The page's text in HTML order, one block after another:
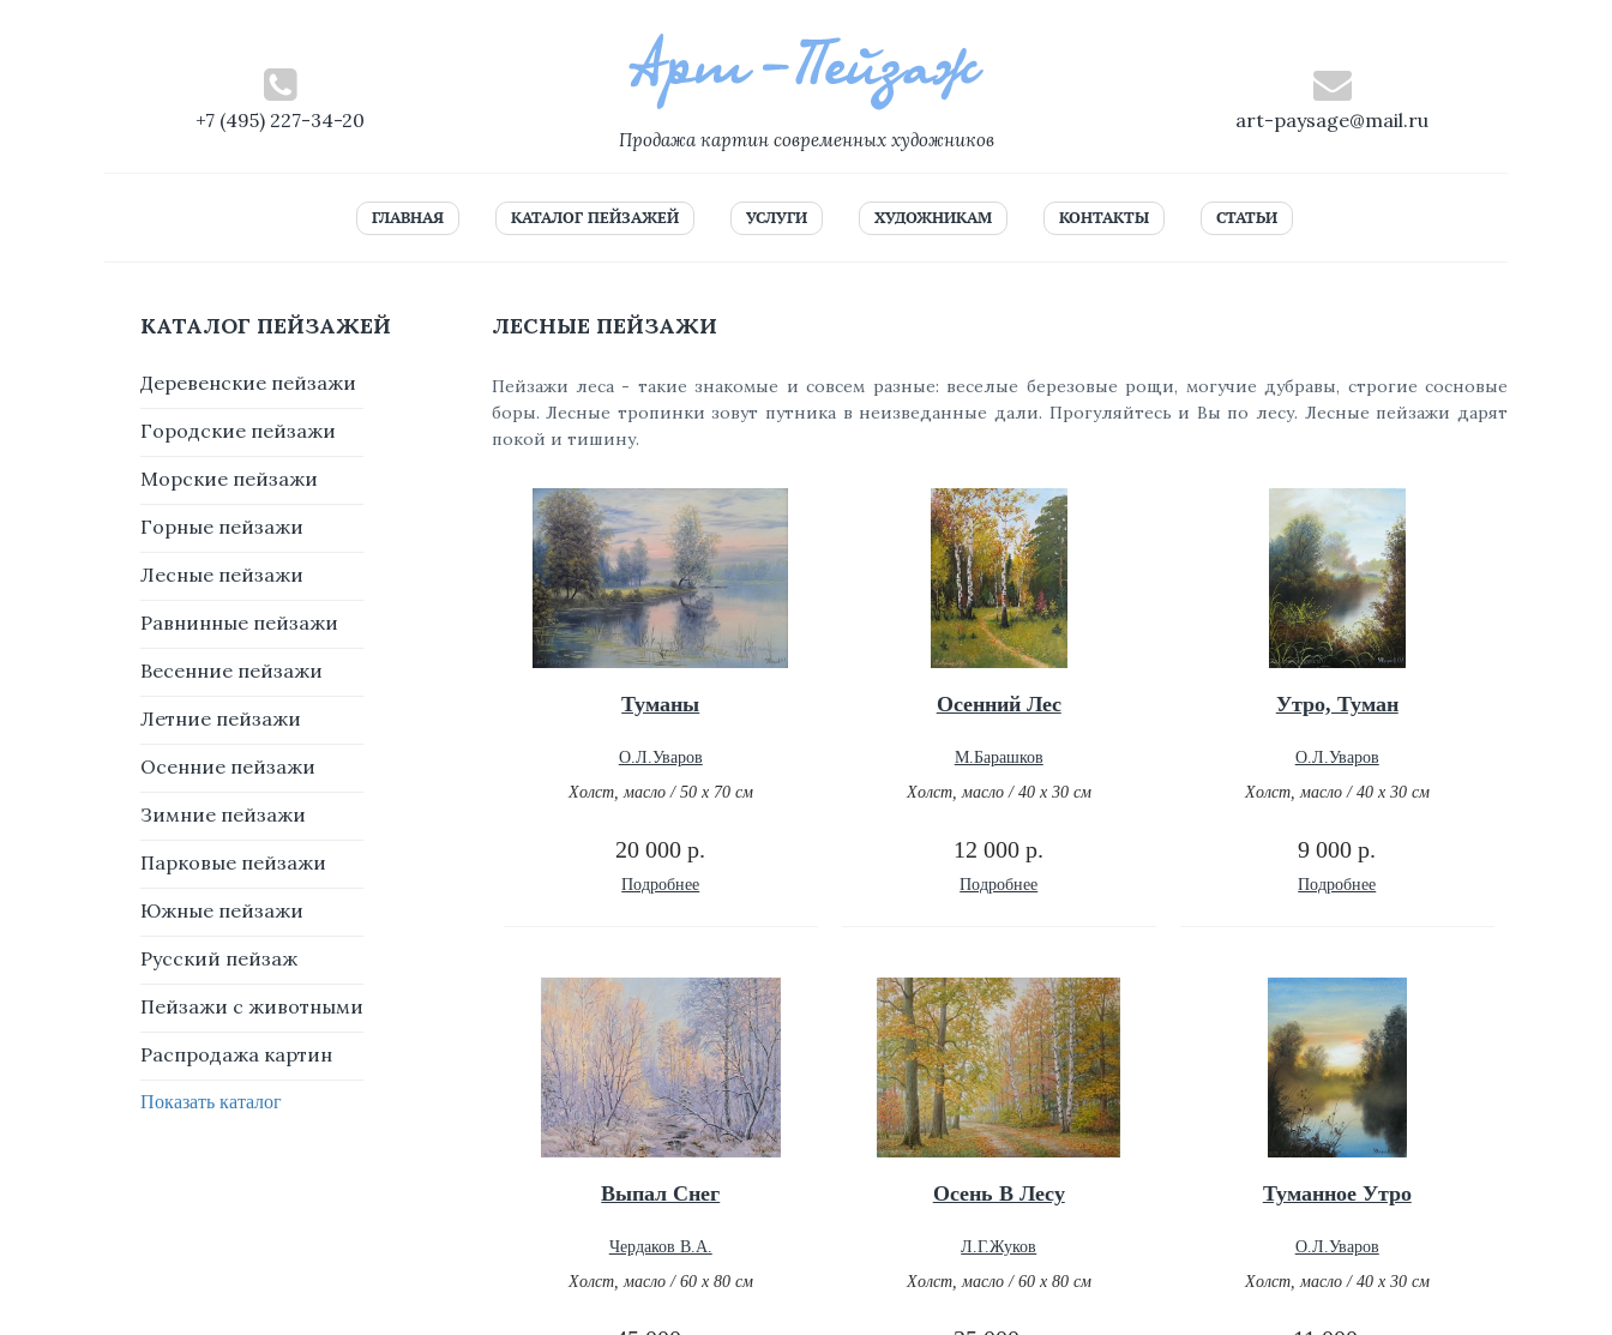
+7 (495) 227-34-20
Продажа картин современных художников
art-paysage@mail.ru
ГЛАВНАЯ КАТАЛОГ ПЕЙЗАЖЕЙ УСЛУГИ ХУДОЖНИКАМ КОНТАКТЫ СТАТЬИ
КАТАЛОГ ПЕЙЗАЖЕЙ
Деревенские пейзажи
Городские пейзажи
Морские пейзажи
Горные пейзажи
Лесные пейзажи
Равнинные пейзажи
Весенние пейзажи
Летние пейзажи
Осенние пейзажи
Зимние пейзажи
Парковые пейзажи
Южные пейзажи
Русский пейзаж
Пейзажи с животными
Распродажа картин
Показать каталог
ЛЕСНЫЕ ПЕЙЗАЖИ
Пейзажи леса - такие знакомые и совсем разные: веселые березовые рощи, могучие дубравы, строгие сосновые
боры. Лесные тропинки зовут путника в неизведанные дали. Прогуляйтесь и Вы по лесу. Лесные пейзажи дарят
покой и тишину.
Туманы
О.Л.Уваров
Холст, масло / 50 х 70 см
20 000 р.
Подробнее
Осенний Лес
М.Барашков
Холст, масло / 40 х 30 см
12 000 р.
Подробнее
Утро, Туман
О.Л.Уваров
Холст, масло / 40 х 30 см
9 000 р.
Подробнее
Выпал Снег
Чердаков В.А.
Холст, масло / 60 х 80 см
Осень В Лесу
Л.Г.Жуков
Холст, масло / 60 х 80 см
Туманное Утро
О.Л.Уваров
Холст, масло / 40 х 30 см